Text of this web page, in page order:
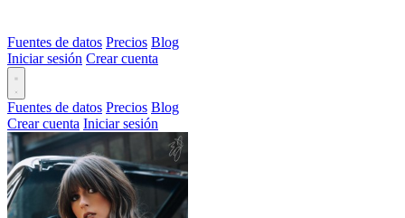
Fuentes de datos Precios Blog
Iniciar sesión Crear cuenta
Fuentes de datos Precios Blog
Crear cuenta Iniciar sesión